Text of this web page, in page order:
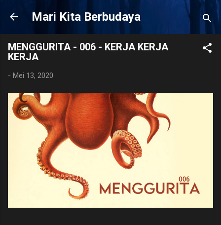
Langsung ke konten utama
Mari Kita Berbudaya
MENGGURITA - 006 - KERJA KERJA
KERJA
- Mei 13, 2020